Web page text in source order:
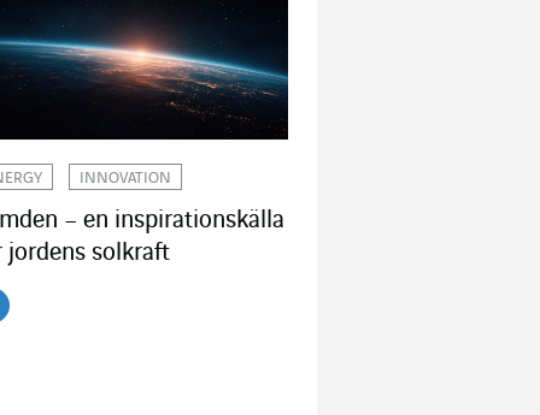
INNOVATION
– en inspirationskälla
jordens solkraft